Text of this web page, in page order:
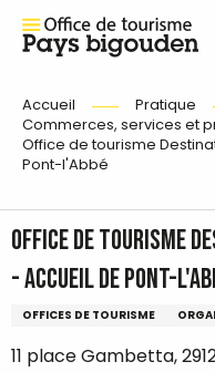
Accueil
Pratique
Commerces, services et
Office de tourisme
Pont-l'Abbé
Office de tourisme
- Accueil de Pont-
OFFICES DE TOURISME
11 place Gambetta,